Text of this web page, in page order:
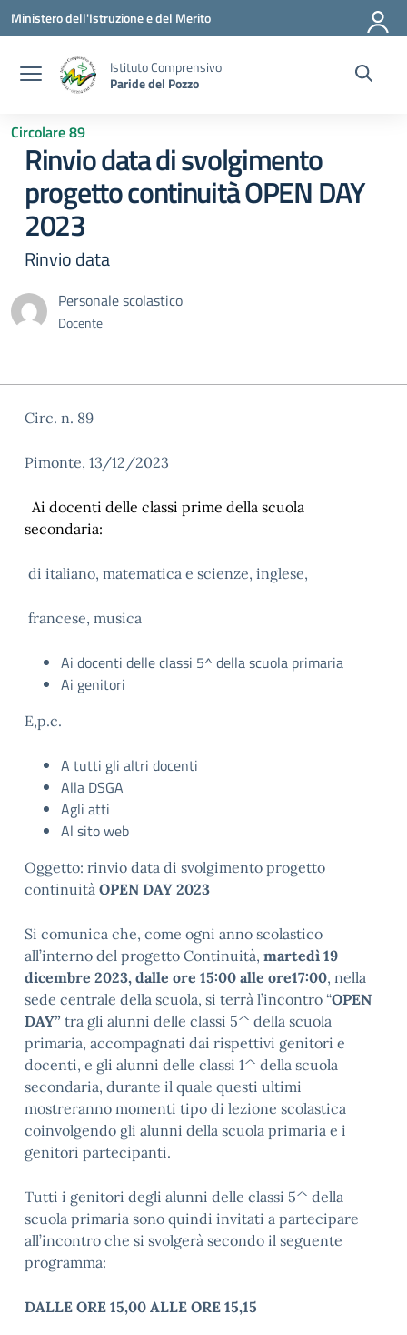
Vai ai contenuti
Vai al menu di navigazione
Vai al footer
Ministero dell'Istruzione e del Merito
Istituto Comprensivo
Paride del Pozzo
Circolare 89
Rinvio data di svolgimento
progetto continuità OPEN DAY
2023
Rinvio data
Personale scolastico
Docente
Circ. n. 89
Pimonte, 13/12/2023
Ai docenti delle classi prime della scuola
secondaria:
di italiano, matematica e scienze, inglese,
francese, musica
Ai docenti delle classi 5^ della scuola primaria
Ai genitori
E,p.c.
A tutti gli altri docenti
Alla DSGA
Agli atti
Al sito web
Oggetto: rinvio data di svolgimento progetto
continuità OPEN DAY 2023
Si comunica che, come ogni anno scolastico
all’interno del progetto Continuità, martedì 19
dicembre 2023, dalle ore 15:00 alle ore17:00, nella
sede centrale della scuola, si terrà l’incontro “OPEN
DAY” tra gli alunni delle classi 5^ della scuola
primaria, accompagnati dai rispettivi genitori e
docenti, e gli alunni delle classi 1^ della scuola
secondaria, durante il quale questi ultimi
mostreranno momenti tipo di lezione scolastica
coinvolgendo gli alunni della scuola primaria e i
genitori partecipanti.
Tutti i genitori degli alunni delle classi 5^ della
scuola primaria sono quindi invitati a partecipare
all’incontro che si svolgerà secondo il seguente
programma:
DALLE ORE 15,00 ALLE ORE 15,15